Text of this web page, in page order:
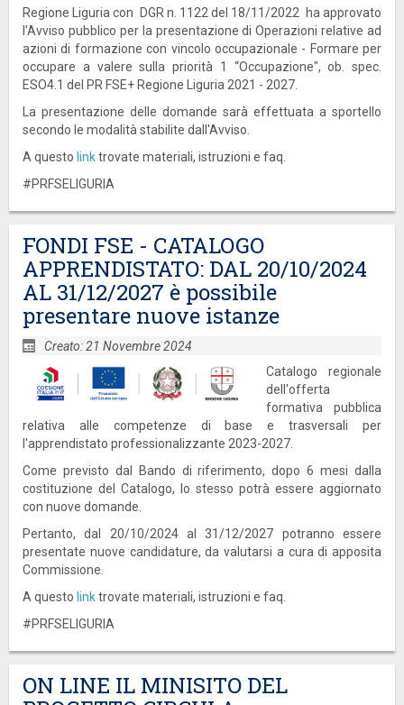
Regione Liguria con DGR n. 1122 del 18/11/2022 ha approvato
l'Avviso pubblico per la presentazione di Operazioni relative ad
azioni di formazione con vincolo occupazionale - Formare per
occupare a valere sulla priorità 1 “Occupazione", ob. spec.
ESO4.1 del PR FSE+ Regione Liguria 2021 - 2027.
La presentazione delle domande sarà effettuata a sportello
secondo le modalità stabilite dall'Avviso.
A questo linktrovate materiali, istruzioni e faq.
#PRFSELIGURIA
FONDI FSE - CATALOGO
APPRENDISTATO: DAL 20/10/2024
AL 31/12/2027 è possibile
presentare nuove istanze
Creato: 21 Novembre 2024
Catalogo regionale
dell'offerta
formativa pubblica
relativa alle competenze di base e trasversali per
l'apprendistato professionalizzante 2023-2027.
Come previsto dal Bando di riferimento, dopo 6 mesi dalla
costituzione del Catalogo, lo stesso potrà essere aggiornato
con nuove domande.
Pertanto, dal 20/10/2024 al 31/12/2027 potranno essere
presentate nuove candidature, da valutarsi a cura di apposita
Commissione.
A questo linktrovate materiali, istruzioni e faq.
#PRFSELIGURIA
ON LINE IL MINISITO DEL